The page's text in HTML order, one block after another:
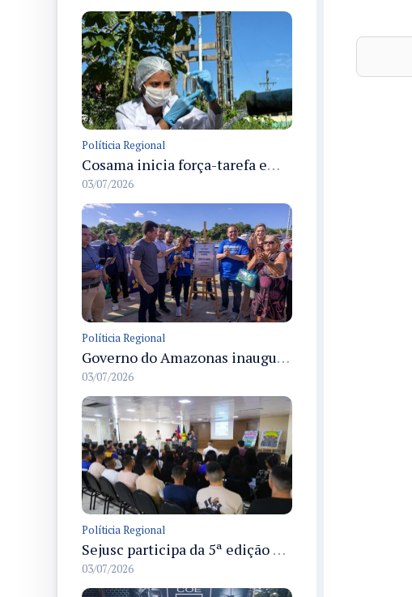
Políticia Regional
Cosama inicia força-tarefa em Anamã para fortalecer abastecimento de água e segurança hídrica da população
03/07/2026
Políticia Regional
Governo do Amazonas inaugura primeiro Castramóvel Fluvial para atendimento veterinário às comunidades ribeirinhas e castração gratuita
03/07/2026
Políticia Regional
Sejusc participa da 5ª edição do Caminhos Literários com foco na cultura hip-hop nas unidades socioeducativas
03/07/2026